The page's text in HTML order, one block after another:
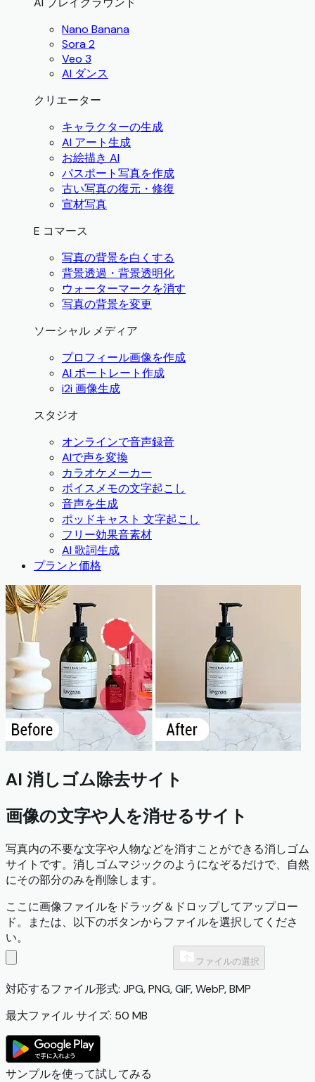
Nano Banana
Sora 2
Veo 3
AI ダンス
クリエーター
キャラクターの生成
AI アート生成
お絵描き AI
パスポート写真を作成
古い写真の復元・修復
宣材写真
E コマース
写真の背景を白くする
背景透過・背景透明化
ウォーターマークを消す
写真の背景を変更
ソーシャル メディア
プロフィール画像を作成
AI ポートレート作成
i2i 画像生成
スタジオ
オンラインで音声録音
AIで声を変換
カラオケメーカー
ボイスメモの文字起こし
音声を生成
ポッドキャスト 文字起こし
フリー効果音素材
AI 歌詞生成
プランと価格
AI 消しゴム除去サイト
画像の文字や人を消せるサイト
写真内の不要な文字や人物などを消すことができる消しゴム
サイトです。消しゴムマジックのようになぞるだけで、自然
にその部分のみを削除します。
ここに画像ファイルをドラッグ＆ドロップしてアップロー
ド。または、以下のボタンからファイルを選択してくださ
い。
ファイルの選択
対応するファイル形式: JPG, PNG, GIF, WebP, BMP
最大ファイル サイズ: 50 MB
サンプルを使って試してみる